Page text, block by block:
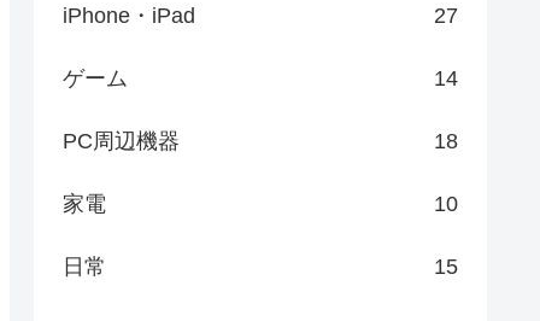
iPhone・iPad 27
ゲーム 14
PC周辺機器 18
家電 10
日常 15